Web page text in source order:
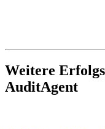
Weitere
AuditAgent